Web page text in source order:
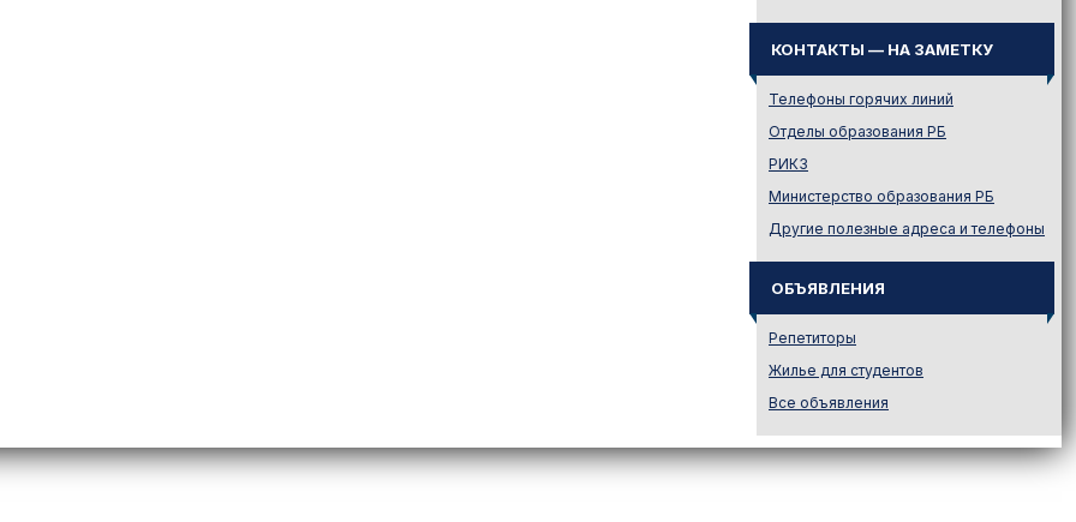
Иностранному абитуриенту
Куда поступать на твою
специальность?
Куда поступать? — Это надо
только
Подготовительные курсы
Подготовка к ЦЭ и ЦТ.
Репетиторы
Поступление в вузы
Поступление в колледжи
Профориентация
Проходные баллы в вузах
Беларуси
Распределение
КОНТАКТЫ — НА ЗАМЕТКУ
Телефоны горячих линий
Отделы образования РБ
РИКЗ
Министерство образования РБ
Другие полезные адреса и телефоны
ОБЪЯВЛЕНИЯ
Репетиторы
Жилье для студентов
Все объявления